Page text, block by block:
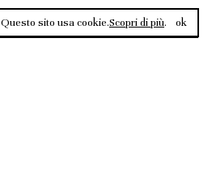
Questo sito usa cookie.Scopri di più. ok